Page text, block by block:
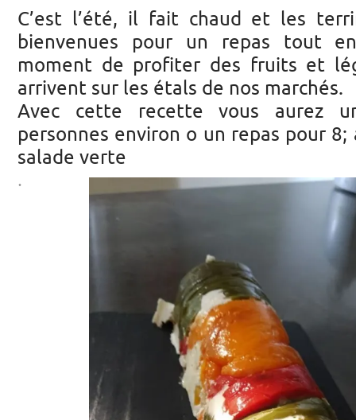
C’est l’été, il fait chaud et les
bienvenues pour un repas tout
moment de profiter des fruits et
arrivent sur les étals de nos marchés.
Avec cette recette vous aurez
personnes environ o un repas pour 8;
salade verte